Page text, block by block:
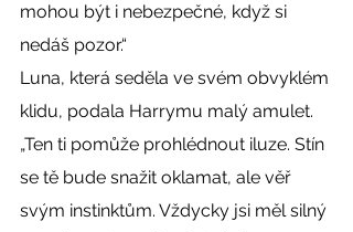
mohou být i nebezpečné, když si
nedáš pozor.“
Luna, která seděla ve svém obvyklém
klidu, podala Harrymu malý amulet.
„Ten ti pomůže prohlédnout iluze. Stín
se tě bude snažit oklamat, ale věř
svým instinktům. Vždycky jsi měl silný